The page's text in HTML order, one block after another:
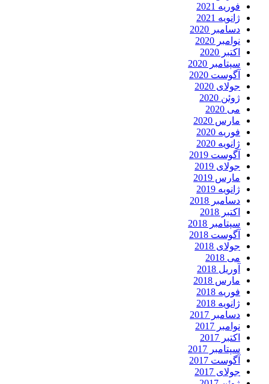
فوریه 2021
ژانویه 2021
دسامبر 2020
نوامبر 2020
اکتبر 2020
سپتامبر 2020
آگوست 2020
جولای 2020
ژوئن 2020
می 2020
مارس 2020
فوریه 2020
ژانویه 2020
آگوست 2019
جولای 2019
مارس 2019
ژانویه 2019
دسامبر 2018
اکتبر 2018
سپتامبر 2018
آگوست 2018
جولای 2018
می 2018
آوریل 2018
مارس 2018
فوریه 2018
ژانویه 2018
دسامبر 2017
نوامبر 2017
اکتبر 2017
سپتامبر 2017
آگوست 2017
جولای 2017